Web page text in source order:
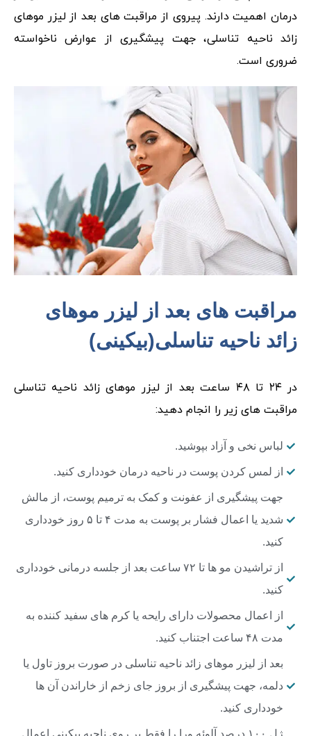
درمان اهمیت دارند. پیروی از مراقبت های بعد از لیزر موهای
زائد ناحیه تناسلی، جهت پیشگیری از عوارض ناخواسته
ضروری است.
مراقبت های بعد از لیزر موهای
زائد ناحیه تناسلی(بیکینی)
در ۲۴ تا ۴۸ ساعت بعد از لیزر موهای زائد ناحیه تناسلی
مراقبت های زیر را انجام دهید:
لباس نخی و آزاد بپوشید.
از لمس کردن پوست در ناحیه درمان خودداری کنید.
جهت پیشگیری از عفونت و کمک به ترمیم پوست، از مالش
شدید یا اعمال فشار بر پوست به مدت ۴ تا ۵ روز خودداری
کنید.
از تراشیدن مو ها تا ۷۲ ساعت بعد از جلسه درمانی خودداری
کنید.
از اعمال محصولات دارای رایحه یا کرم های سفید کننده به
مدت ۴۸ ساعت اجتناب کنید.
بعد از لیزر موهای زائد ناحیه تناسلی در صورت بروز تاول یا
دلمه، جهت پیشگیری از بروز جای زخم از خاراندن آن ها
خودداری کنید.
ژل ۱۰۰ درصد آلوئه ورا را فقط بر روی ناحیه بیکینی اعمال